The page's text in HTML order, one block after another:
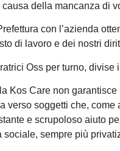
della mancanza di
con l’azienda
di lavoro e dei nostri
Oss per turno,
Kos Care non
verso soggetti che,
e scrupoloso aiuto
sempre più